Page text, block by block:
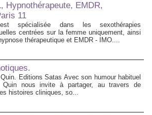
Hypnothérapeute, EMDR,
11
spécialisée dans les sexothérapies
centrées sur la femme uniquement, ainsi
thérapeutique et EMDR - IMO....
Quin. Editions Satas Avec son humour habituel
Quin nous invite à partager, au travers de
histoires cliniques, so...